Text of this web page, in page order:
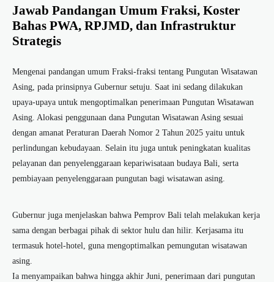
Jawab Pandangan Umum Fraksi, Koster
Bahas PWA, RPJMD, dan Infrastruktur
Strategis
Mengenai pandangan umum Fraksi-fraksi tentang Pungutan Wisatawan
Asing, pada prinsipnya Gubernur setuju. Saat ini sedang dilakukan
upaya-upaya untuk mengoptimalkan penerimaan Pungutan Wisatawan
Asing. Alokasi penggunaan dana Pungutan Wisatawan Asing sesuai
dengan amanat Peraturan Daerah Nomor 2 Tahun 2025 yaitu untuk
perlindungan kebudayaan. Selain itu juga untuk peningkatan kualitas
pelayanan dan penyelenggaraan kepariwisataan budaya Bali, serta
pembiayaan penyelenggaraan pungutan bagi wisatawan asing.
Gubernur juga menjelaskan bahwa Pemprov Bali telah melakukan kerja
sama dengan berbagai pihak di sektor hulu dan hilir. Kerjasama itu
termasuk hotel-hotel, guna mengoptimalkan pemungutan wisatawan
asing.
Ia menyampaikan bahwa hingga akhir Juni, penerimaan dari pungutan